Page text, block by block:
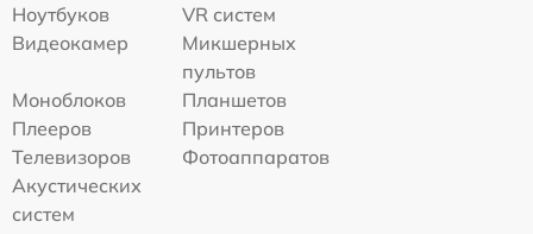
Ноутбуков
VR систем
Видеокамер
Микшерных
пультов
Моноблоков
Планшетов
Плееров
Принтеров
Телевизоров
Фотоаппаратов
Акустических
систем